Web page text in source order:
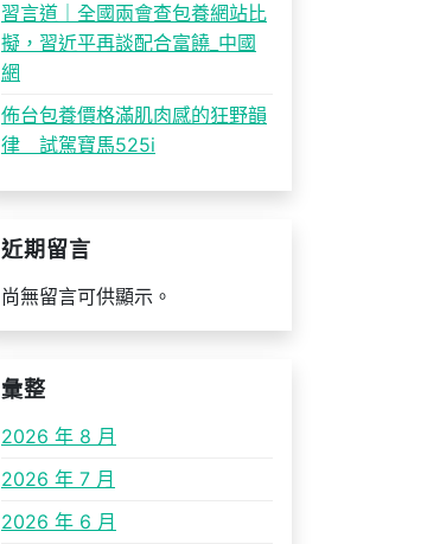
習言道｜全國兩會查包養網站比
擬，習近平再談配合富饒_中國
網
佈台包養價格滿肌肉感的狂野韻
律 試駕寶馬525i
近期留言
尚無留言可供顯示。
彙整
2026 年 8 月
2026 年 7 月
2026 年 6 月